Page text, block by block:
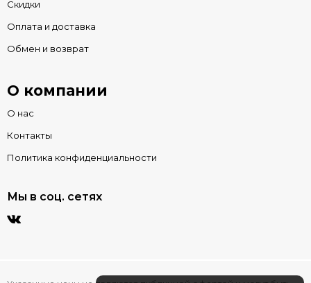
Скидки
Оплата и доставка
Обмен и возврат
О компании
О нас
Контакты
Политика конфиденциальности
Мы в соц. сетях